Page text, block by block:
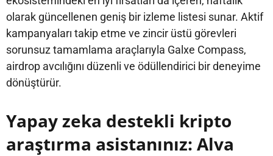
olarak güncellenen geniş bir izleme listesi sunar. Aktif
kampanyaları takip etme ve zincir üstü görevleri
sorunsuz tamamlama araçlarıyla Galxe Compass,
airdrop avcılığını düzenli ve ödüllendirici bir deneyime
dönüştürür.
Yapay zeka destekli kripto
araştırma asistanınız: Alva